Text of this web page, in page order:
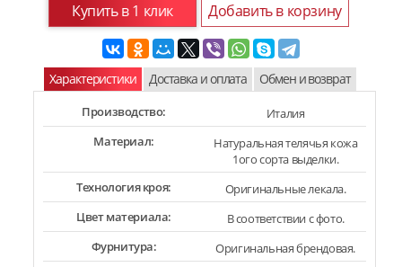
Купить в 1 клик Добавить в корзину
Характеристики Доставка и оплата Обмен и возврат
Производство:
Италия
Материал:
Натуральная телячья кожа
1ого сорта выделки.
Технология кроя:
Оригинальные лекала.
Цвет материала:
В соответствии с фото.
Фурнитура:
Оригинальная брендовая.